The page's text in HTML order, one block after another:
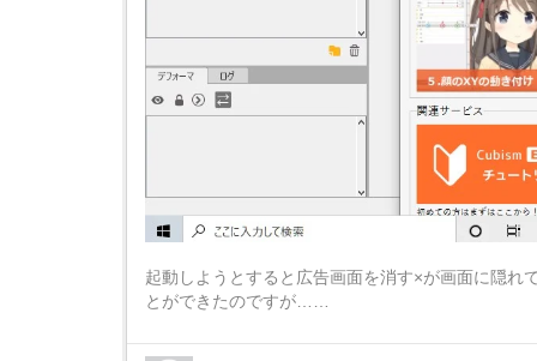
起動しようとすると広告画面を消す×が画面に隠れ
とができたのですが……